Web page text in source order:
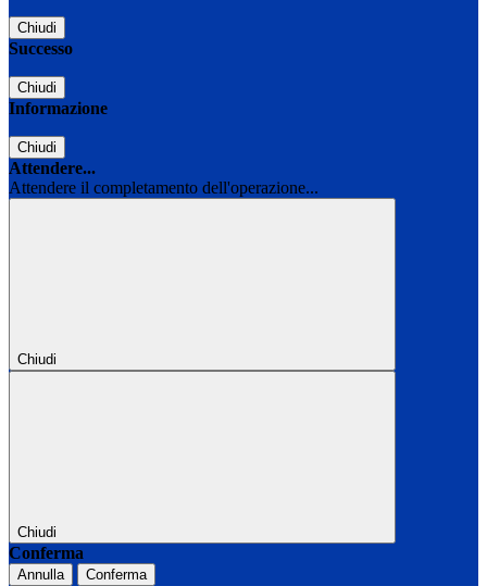
Chiudi
Successo
Chiudi
Informazione
Chiudi
Attendere...
Attendere il completamento dell'operazione...
Chiudi
Chiudi
Conferma
Annulla Conferma